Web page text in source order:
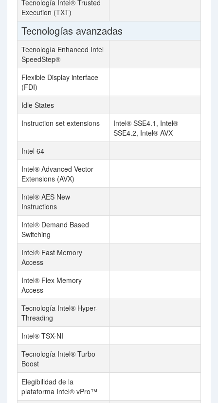
Tecnología Intel® Trusted
Execution (TXT)
Tecnologías avanzadas
Tecnología Enhanced Intel
SpeedStep®
Flexible Display interface
(FDI)
Idle States
Instruction set extensions
Intel® SSE4.1, Intel®
SSE4.2, Intel® AVX
Intel 64
Intel® Advanced Vector
Extensions (AVX)
Intel® AES New
Instructions
Intel® Demand Based
Switching
Intel® Fast Memory
Access
Intel® Flex Memory
Access
Tecnología Intel® Hyper-
Threading
Intel® TSX-NI
Tecnología Intel® Turbo
Boost
Elegibilidad de la
plataforma Intel® vPro™